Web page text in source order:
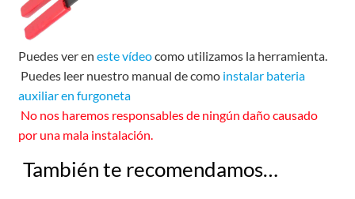
Puedes ver en este vídeocomo utilizamos la herramienta.
Puedes leer nuestro manual de como instalar bateria
auxiliar en furgoneta
No nos haremos responsables de ningún daño causado
por una mala instalación.
También te recomendamos…